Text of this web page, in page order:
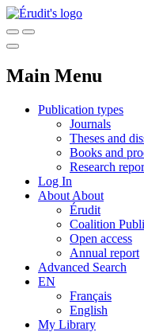
Main Menu
Publication types
Journals
Theses and
Books and
Research
Log In
About About
Érudit
Coalition
Open access
Annual report
Advanced Search
EN
Français
English
My Library